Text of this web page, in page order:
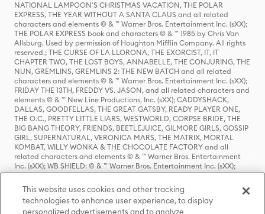
NATIONAL LAMPOON'S CHRISTMAS VACATION, THE POLAR
EXPRESS, THE YEAR WITHOUT A SANTA CLAUS and all related
characters and elements © & ™ Warner Bros. Entertainment Inc. (sXX);
THE POLAR EXPRESS book and characters © & ™ 1985 by Chris Van
Allsburg. Used by permission of Houghton Mifflin Company. All rights
reserved.; THE CURSE OF LA LLORONA, THE EXORCIST, IT, IT
CHAPTER TWO, THE LOST BOYS, ANNABELLE, THE CONJURING, THE
NUN, GREMLINS, GREMLINS 2: THE NEW BATCH and all related
characters and elements © & ™ Warner Bros. Entertainment Inc. (sXX);
FRIDAY THE 13TH, FREDDY VS. JASON, and all related characters and
elements © & ™ New Line Productions, Inc. (sXX); CADDYSHACK,
DALLAS, GOODFELLAS, THE GREAT GATSBY, READY PLAYER ONE,
THE O.C., PRETTY LITTLE LIARS, WESTWORLD, CORPSE BRIDE, THE
BIG BANG THEORY, FRIENDS, BEETLEJUICE, GILMORE GIRLS, GOSSIP
GIRL, SUPERNATURAL, VERONICA MARS, THE MATRIX, MORTAL
KOMBAT, WILLY WONKA & THE CHOCOLATE FACTORY and all
related characters and elements © & ™ Warner Bros. Entertainment
Inc. (sXX); WB SHIELD: © & ™ Warner Bros. Entertainment Inc. (sXX);
HOUSE OF THE DRAGON, GAME OF THRONES, and all related
characters and elements © & ™ Home Box Office, Inc. (sXX); CHILLING
ADVENTURES OF SABRINA, RIVERDALE © & ™ Warner Bros.
Entertainment Inc. Archie Comics and all related characters and
This website uses cookies and other tracking
technologies to enhance user experience, to display
personalized advertisements and to analyze